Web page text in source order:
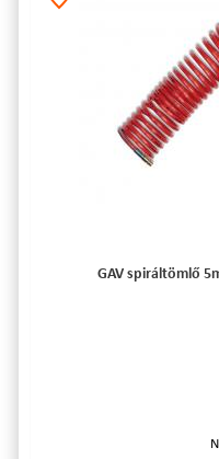
GAV spiráltömlő